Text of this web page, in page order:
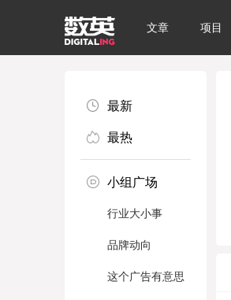
文章 项目
最新
最热
小组广场
行业大小事
品牌动向
这个广告有意思